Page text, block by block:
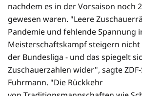
nachdem es in der Vorsaison noch
gewesen waren. "Leere
Pandemie und fehlende Spannung
Meisterschaftskampf steigern
der Bundesliga - und das spiegelt
Zuschauerzahlen wider", sagte
Fuhrmann. "Die Rückkehr